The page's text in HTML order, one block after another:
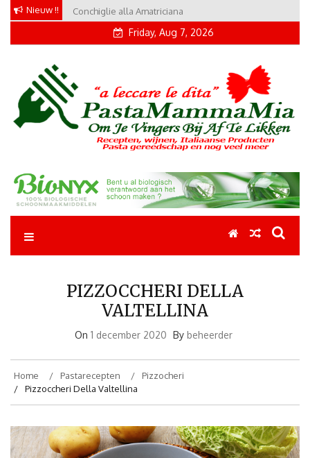
Skip
content
Nieuw !! Conchiglie alla Amatriciana
Friday, Aug 7, 2026
Pastamammamia
Pastarecepten om je vingers bij af te likken
PIZZOCCHERI DELLA
VALTELLINA
On 1 december 2020 By beheerder
Home Pastarecepten
Pizzocheri
Pizzoccheri Della Valtellina